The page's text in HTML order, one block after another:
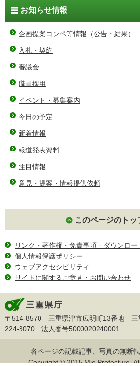
お知らせ情報
企画提案コンペ等情報（公告・結果）
入札・契約
審議会
職員採用
イベント・募集案内
今日の予定
新着情報
報道発表資料
注目情報
意見・提案・情報提供依頼
このページのトッ
リンク・著作権・免責事項・ダウンロー
個人情報保護ポリシー
ウェブアクセシビリティ
サイトに関するご意見・お問い合わせ
〒514-8570 三重県津市広明町13番地 三
224-3070 法人番号5000020240001
各ページの記載記事、写真の無断転
Copyright © 2015 Mie Prefecture,